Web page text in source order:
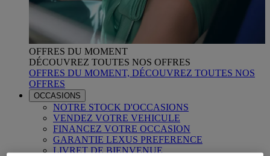
OFFRES DU MOMENT
DÉCOUVREZ TOUTES NOS OFFRES
OFFRES DU MOMENT, DÉCOUVREZ TOUTES NOS
OFFRES
OCCASIONS
NOTRE STOCK D'OCCASIONS
VENDEZ VOTRE VEHICULE
FINANCEZ VOTRE OCCASION
GARANTIE LEXUS PREFERENCE
LIVRET DE BIENVENUE